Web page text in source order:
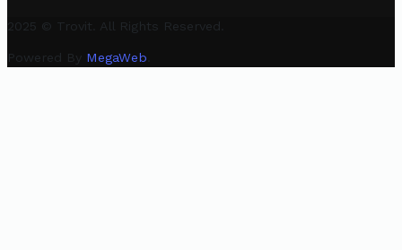
2025 © Trovit. All Rights Reserved.
Powered By MegaWeb